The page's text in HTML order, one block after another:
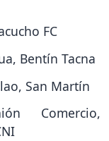
FC
Bentín Tacna
San Martín
Comercio,